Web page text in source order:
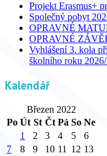
Projekt Erasmus+
Společný pobyt
OPRAVNÉ
OPRAVNÉ
Vyhlášení 3. kola
školního roku
Kalendář
Březen 2022
Po Út St Čt Pá So Ne
1
2 3 4 5
6
7
8 9 10 11 12 13